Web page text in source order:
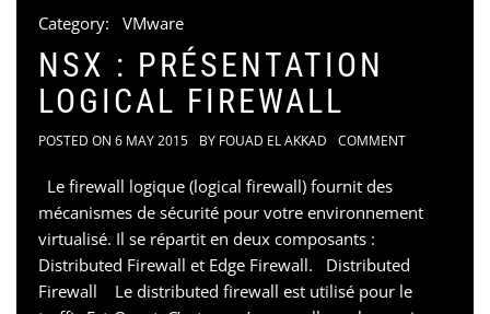
Category: VMware
NSX : PRÉSENTATION
LOGICAL FIREWALL
POSTED ON 6 MAY 2015 BY FOUAD EL AKKAD COMMENT
Le firewall logique (logical firewall) fournit des
mécanismes de sécurité pour votre environnement
virtualisé. Il se répartit en deux composants :
Distributed Firewall et Edge Firewall. Distributed
Firewall Le distributed firewall est utilisé pour le